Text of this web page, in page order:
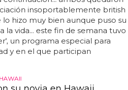
sexual, por lo que hay
si tunoviaes virgen o no... esto
pistas sobre su estado de
observar su
tenista Andy Murray por